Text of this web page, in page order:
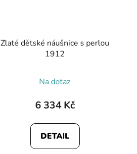
Zlaté dětské náušnice s perlou
1912
Na dotaz
6 334 Kč
DETAIL